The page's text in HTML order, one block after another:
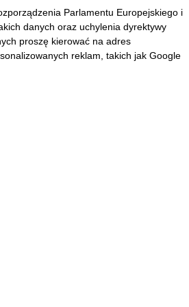
Parlamentu Europejskiego i
danych oraz uchylenia dyrektywy
proszę kierować na adres
reklam, takich jak Google